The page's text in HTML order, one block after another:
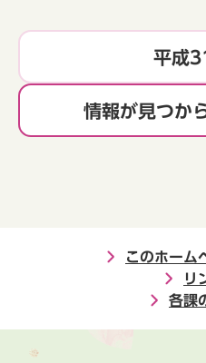
平成
情報が見つか
このホーム
リ
各課